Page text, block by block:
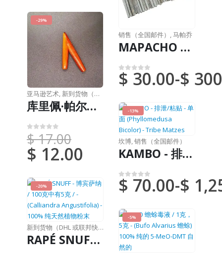
销售（全国邮件） 马帕乔
MAPACHO ULTRA-THIN 有机纸 / 7 厘米（Nicotiana Rústica）天然亚马逊植物 - 无人工化学成分
0满分 5 分
$ 30.00-$
-29%
亚马逊艺术 新到货物（DHL 或联邦快递）
库里佩·帕尔桑格雷简单 - 青藤片手工制作，拉佩涂抹器专用物品。
0满分 5 分
$17.00
$ 12.00
-13%
坎博,销售（全国邮件）
KAMBO - 排泄/粘贴 - 单面 (Phyllomedusa Bicolor) - Tribe Matzes
0满分 5 分
$ 70.00-$
-20%
新到货物（DHL 或联邦快递） 鼻烟
RAPÉ SNUFF - 博宾萨纳 / 100克中有5克 / - (Calliandra Angustifolia) - 100% 纯天然植物粉末
-5%